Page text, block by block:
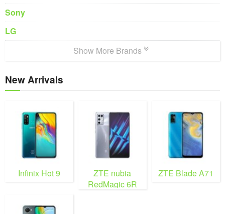
Sony
LG
Show More Brands
New Arrivals
Infinix Hot 9
ZTE nubia
RedMagic 6R
ZTE Blade A71